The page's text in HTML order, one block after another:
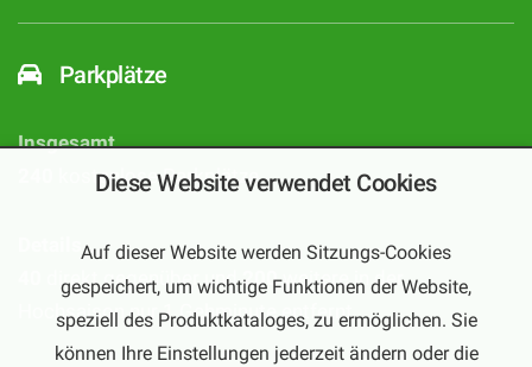
Parkplätze
Insgesamt
kostenlose Parkplätze
direkt gegenüber und200weitere in der
Hochsaison nur 1 Gehminute entfernt
Diese Website verwendet Cookies
Auf dieser Website werden Sitzungs-Cookies
gespeichert, um wichtige Funktionen der Website,
speziell des Produktkataloges, zu ermöglichen. Sie
können Ihre Einstellungen jederzeit ändern oder die